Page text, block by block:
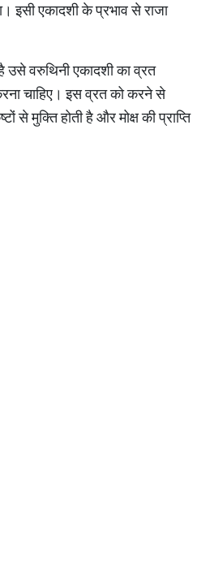
इसी एकादशी के प्रभाव से राजा
उसे वरुथिनी एकादशी का व्रत
चाहिए। इस व्रत को करने से
से मुक्ति होती है और मोक्ष की प्राप्ति